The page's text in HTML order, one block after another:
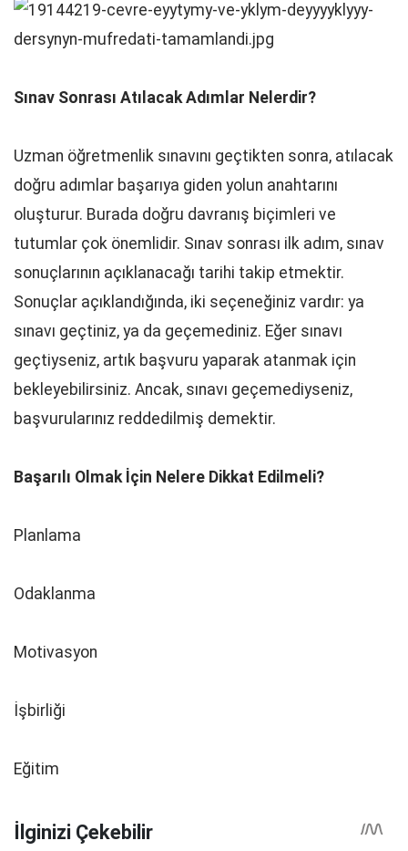
Sınav Sonrası Atılacak Adımlar Nelerdir?
Uzman öğretmenlik sınavını geçtikten sonra, atılacak
doğru adımlar başarıya giden yolun anahtarını
oluşturur. Burada doğru davranış biçimleri ve
tutumlar çok önemlidir. Sınav sonrası ilk adım, sınav
sonuçlarının açıklanacağı tarihi takip etmektir.
Sonuçlar açıklandığında, iki seçeneğiniz vardır: ya
sınavı geçtiniz, ya da geçemediniz. Eğer sınavı
geçtiyseniz, artık başvuru yaparak atanmak için
bekleyebilirsiniz. Ancak, sınavı geçemediyseniz,
başvurularınız reddedilmiş demektir.
Başarılı Olmak İçin Nelere Dikkat Edilmeli?
Planlama
Odaklanma
Motivasyon
İşbirliği
Eğitim